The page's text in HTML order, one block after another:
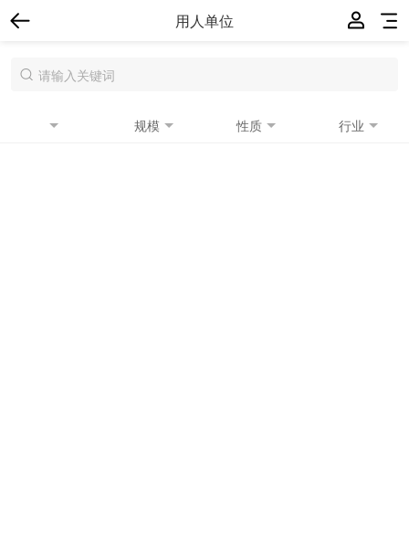
用人单位
规模 性质 行业